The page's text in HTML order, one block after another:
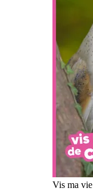
Vis ma vie